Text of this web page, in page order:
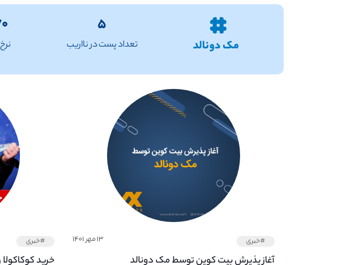
مک دونالد
۵
تعداد پست در نااریب
#خبری ۱۳ مهر ۱۴۰۱
آغاز پذیرش بیت کوین توسط مک دونالد‌
#خبری
خرید